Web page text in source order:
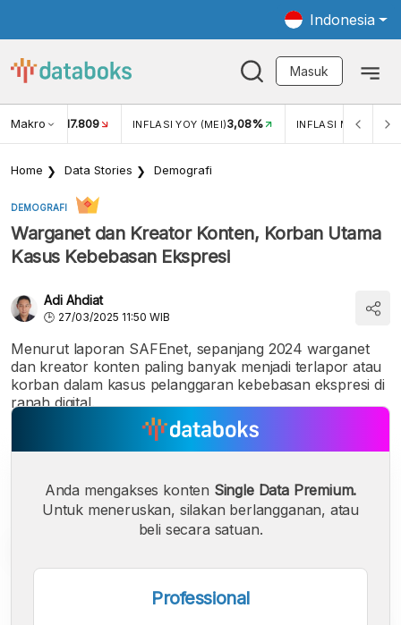
Indonesia
Masuk
Makro
USD/IDR 17.809 INFLASI YOY (MEI)3,08% INFLASI MOM (MEI)
Home Data Stories Demografi
DEMOGRAFI
Warganet dan Kreator Konten, Korban Utama
Kasus Kebebasan Ekspresi
Adi Ahdiat
27/03/2025 11:50 WIB
Menurut laporan SAFEnet, sepanjang 2024 warganet
dan kreator konten paling banyak menjadi terlapor atau
korban dalam kasus pelanggaran kebebasan ekspresi di
ranah digital.
Anda mengakses konten Single Data Premium.
Untuk meneruskan, silakan berlangganan, atau
beli secara satuan.
Professional